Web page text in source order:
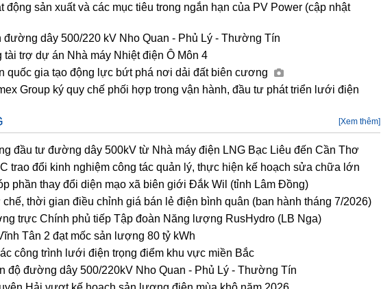
động sản xuất và các mục tiêu trong ngắn hạn của PV Power (cập nhật
dây 500/220 kV Nho Quan - Phủ Lý - Thường Tín
tài trợ dự án Nhà máy Nhiệt điện Ô Môn 4
quốc gia tạo động lực bứt phá nơi dải đất biên cương
Group ký quy chế phối hợp trong vận hành, đầu tư phát triển lưới điện
[Xem thêm]
đầu tư đường dây 500kV từ Nhà máy điện LNG Bạc Liêu đến Cần Thơ
trao đổi kinh nghiệm công tác quản lý, thực hiện kế hoạch sửa chữa lớn
phần thay đổi diện mạo xã biên giới Đắk Wil (tỉnh Lâm Đồng)
thời gian điều chỉnh giá bán lẻ điện bình quân (ban hành tháng 7/2026)
trực Chính phủ tiếp Tập đoàn Năng lượng RusHydro (LB Nga)
Tân 2 đạt mốc sản lượng 80 tỷ kWh
công trình lưới điện trọng điểm khu vực miền Bắc
độ đường dây 500/220kV Nho Quan - Phủ Lý - Thường Tín